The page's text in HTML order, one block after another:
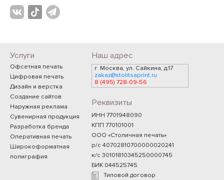
Услуги
Офсетная печать
Цифровая печать
Дизайн и верстка
Создание сайтов
Наружная реклама
Сувенирная продукция
Разработка бренда
Оперативная печать
Широкоформатная
полиграфия
Наш адрес
г. Москва, ул. Сайкина, д.17
zakaz@stolitsaprint.ru
8 (495) 728-09-56
Реквизиты
ИНН 7701948090
КПП 770101001
ООО «Столичная печать»
р/с 40702810700000020241
к/с 30101810345250000745
БИК 044525745
Типовой договор